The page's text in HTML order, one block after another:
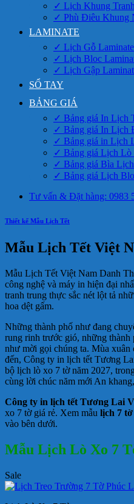
✓ Lịch Khung Tranh
✓ Phù Điêu Khung
LAMINATE
✓ Lịch Gỗ Laminate
✓ Lịch Bloc
✓ Lịch Gập
SỔ TAY
BẢNG GIÁ
✓ Bảng giá In Lịch
✓ Bảng giá In Lịch
✓ Bảng giá in Lịch
✓ Bảng giá Lịch Lò
✓ Bảng giá Bìa
✓ Bảng giá Lịch
Tư vấn & Đặt hàng: 0983
Thiết kế Mẫu Lịch Tết
Mẫu Lịch Tết Việt
Mẫu Lịch Tết Việt Nam Danh
công nghệ và máy in hiện đại
tranh trung thực sắc nét lột tả
hoa dệt gấm.
Những thành phố như đang
rung rinh trước gió, những thành
như mời gọi chúng ta. Mùa xuân
đến, Công ty in lịch tết Tương
bộ lịch lò xo 7 tờ năm 2027,
cùng lời chúc năm mới An
Công ty in lịch tết Tương Lai
xo 7 tờ giá rẻ. Xem mẫu lịch 7
vào bên dưới.
Mẫu Lịch Lò Xo 7
Sale